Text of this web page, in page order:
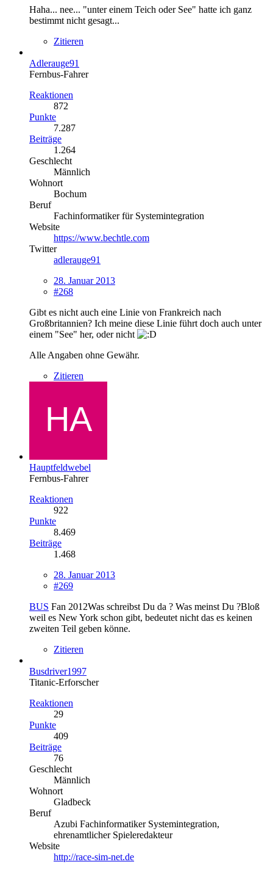
Haha... nee... "unter einem Teich oder See" hatte ich ganz
bestimmt nicht gesagt...
Zitieren
Adlerauge91
Fernbus-Fahrer
Reaktionen
872
Punkte
7.287
Beiträge
1.264
Geschlecht
Männlich
Wohnort
Bochum
Beruf
Fachinformatiker für Systemintegration
Website
https://www.bechtle.com
Twitter
adlerauge91
28. Januar 2013
#268
Gibt es nicht auch eine Linie von Frankreich nach
Großbritannien? Ich meine diese Linie führt doch auch unter
einem "See" her, oder nicht
Alle Angaben ohne Gewähr.
Zitieren
Hauptfeldwebel
Fernbus-Fahrer
Reaktionen
922
Punkte
8.469
Beiträge
1.468
28. Januar 2013
#269
BUS Fan 2012Was schreibst Du da ? Was meinst Du ?Bloß
weil es New York schon gibt, bedeutet nicht das es keinen
zweiten Teil geben könne.
Zitieren
Busdriver1997
Titanic-Erforscher
Reaktionen
29
Punkte
409
Beiträge
76
Geschlecht
Männlich
Wohnort
Gladbeck
Beruf
Azubi Fachinformatiker Systemintegration,
ehrenamtlicher Spieleredakteur
Website
http://race-sim-net.de